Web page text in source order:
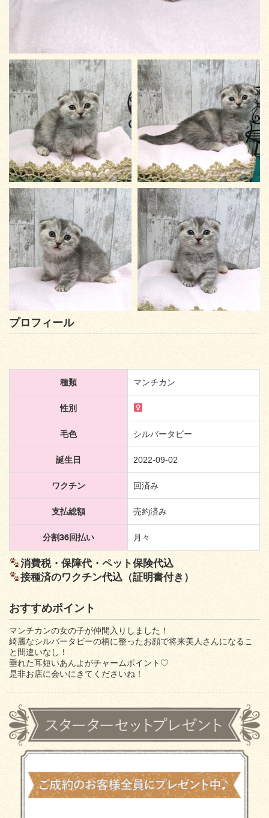
プロフィール
種類 マンチカン
性別
毛色 シルバータビー
誕生日 2022-09-02
ワクチン 回済み
支払総額 売約済み
分割36回払い 月々
消費税・保障代・ペット保険代込
接種済のワクチン代込（証明書付き）
おすすめポイント
マンチカンの女の子が仲間入りしました！
綺麗なシルバータビーの柄に整ったお顔で将来美人さんになるこ
と間違いなし！
垂れた耳短いあんよがチャームポイント♡
是非お店に会いにきてくださいね！